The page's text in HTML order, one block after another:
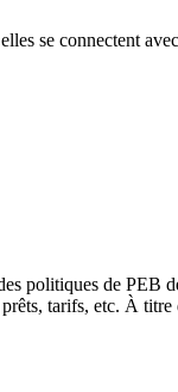
se connectent
politiques de PEB
tarifs, etc. À titre